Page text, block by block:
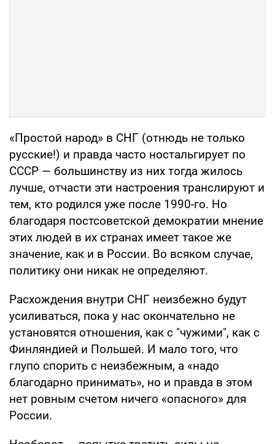
«Простой народ» в СНГ (отнюдь не только
русские!) и правда часто ностальгирует по
СССР — большинству из них тогда жилось
лучше, отчасти эти настроения транслируют и
тем, кто родился уже после 1990-го. Но
благодаря постсоветской демократии мнение
этих людей в их странах имеет такое же
значение, как и в России. Во всяком случае,
политику они никак не определяют.
Расхождения внутри СНГ неизбежно будут
усиливаться, пока у нас окончательно не
установятся отношения, как с "чужими", как с
Финляндией и Польшей. И мало того, что
глупо спорить с неизбежным, а «надо
благодарно принимать», но и правда в этом
нет ровным счетом ничего «опасного» для
России.